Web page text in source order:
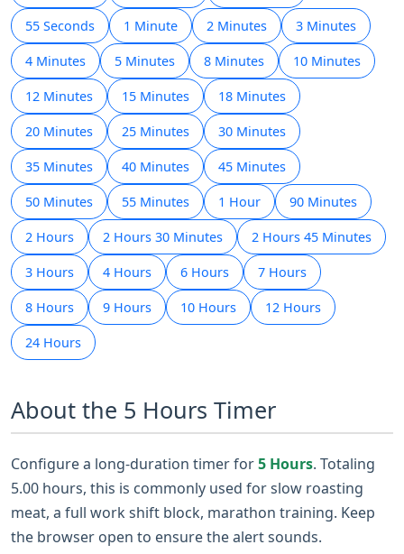
55 Seconds 1 Minute 2 Minutes 3 Minutes
4 Minutes 5 Minutes 8 Minutes 10 Minutes
12 Minutes 15 Minutes 18 Minutes
20 Minutes 25 Minutes 30 Minutes
35 Minutes 40 Minutes 45 Minutes
50 Minutes 55 Minutes 1 Hour 90 Minutes
2 Hours 2 Hours 30 Minutes 2 Hours 45 Minutes
3 Hours 4 Hours 6 Hours 7 Hours
8 Hours 9 Hours 10 Hours 12 Hours
24 Hours
About the 5 Hours Timer
Configure a long-duration timer for5 Hours. Totaling
5.00 hours, this is commonly used for slow roasting
meat, a full work shift block, marathon training. Keep
the browser open to ensure the alert sounds.